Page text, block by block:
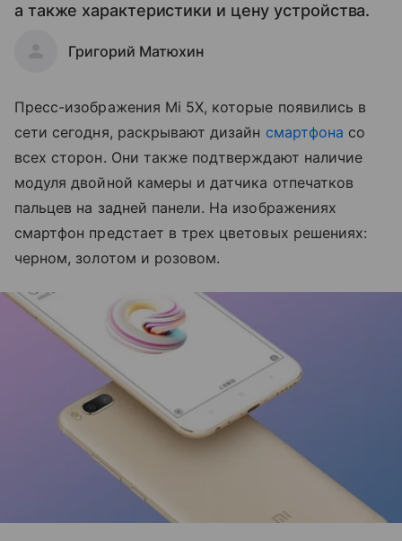
а также характеристики и цену устройства.
Григорий Матюхин
Пресс-изображения Mi 5X, которые появились в
сети сегодня, раскрывают дизайн смартфона со
всех сторон. Они также подтверждают наличие
модуля двойной камеры и датчика отпечатков
пальцев на задней панели. На изображениях
смартфон предстает в трех цветовых решениях:
черном, золотом и розовом.